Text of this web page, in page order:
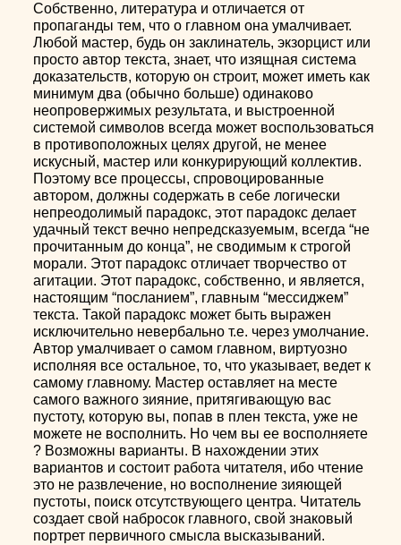
Собственно, литература и отличается от
пропаганды тем, что о главном она умалчивает.
Любой мастер, будь он заклинатель, экзорцист или
просто автор текста, знает, что изящная система
доказательств, которую он строит, может иметь как
минимум два (обычно больше) одинаково
неопровержимых результата, и выстроенной
системой символов всегда может воспользоваться
в противоположных целях другой, не менее
искусный, мастер или конкурирующий коллектив.
Поэтому все процессы, спровоцированные
автором, должны содержать в себе логически
непреодолимый парадокс, этот парадокс делает
удачный текст вечно непредсказуемым, всегда “не
прочитанным до конца”, не сводимым к строгой
морали. Этот парадокс отличает творчество от
агитации. Этот парадокс, собственно, и является,
настоящим “посланием”, главным “мессиджем”
текста. Такой парадокс может быть выражен
исключительно невербально т.е. через умолчание.
Автор умалчивает о самом главном, виртуозно
исполняя все остальное, то, что указывает, ведет к
самому главному. Мастер оставляет на месте
самого важного зияние, притягивающую вас
пустоту, которую вы, попав в плен текста, уже не
можете не восполнить. Но чем вы ее восполняете
? Возможны варианты. В нахождении этих
вариантов и состоит работа читателя, ибо чтение
это не развлечение, но восполнение зияющей
пустоты, поиск отсутствующего центра. Читатель
создает свой набросок главного, свой знаковый
портрет первичного смысла высказываний.